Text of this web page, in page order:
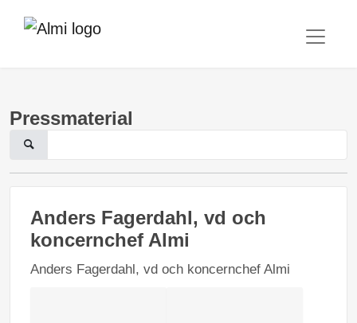
Pressmaterial
Anders Fagerdahl, vd och
koncernchef Almi
Anders Fagerdahl, vd och koncernchef Almi